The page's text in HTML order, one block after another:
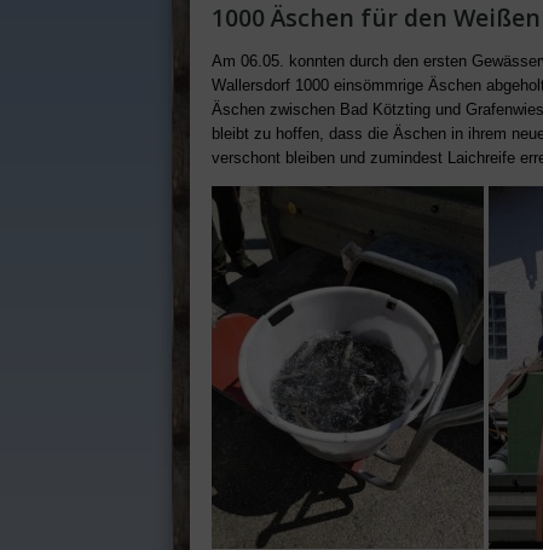
1000 Äschen für den
Am 06.05. konnten durch den ersten
Wallersdorf 1000 einsömmrige Äschen
Äschen zwischen Bad Kötzting und
bleibt zu hoffen, dass die Äschen in ihrem
verschont bleiben und zumindest Laichreife